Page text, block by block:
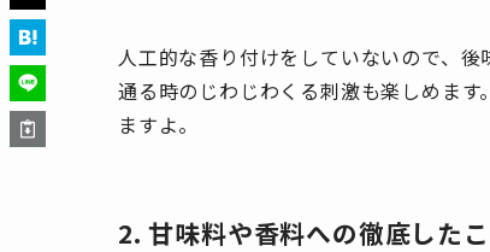
人工的な香り付けをしていないので、
通る時のじわじわくる刺激も楽しめま
ますよ。
2. 甘味料や香料への徹底した